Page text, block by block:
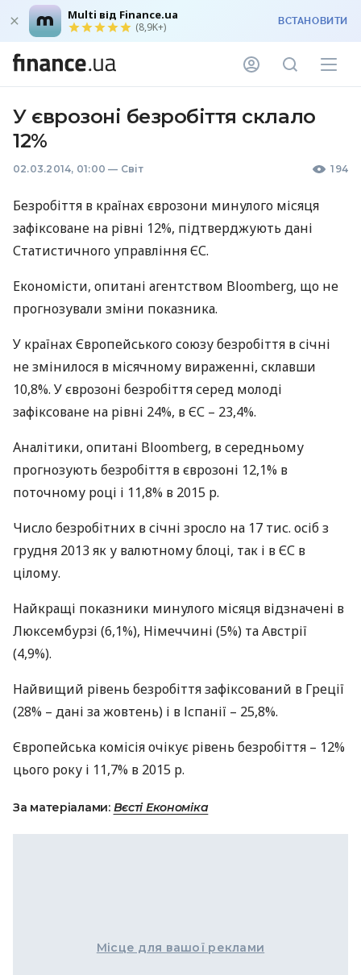
Multi від Finance.ua
(8,9K+) ВСТАНОВИТИ
У єврозоні безробіття склало
12%
02.03.2014, 01:00 — Світ 194
Безробіття в країнах єврозони минулого місяця
зафіксоване на рівні 12%, підтверджують дані
Статистичного управління ЄС.
Економісти, опитані агентством Bloomberg, що не
прогнозували зміни показника.
У країнах Європейського союзу безробіття в січні
не змінилося в місячному вираженні, склавши
10,8%. У єврозоні безробіття серед молоді
зафіксоване на рівні 24%, в ЄС – 23,4%.
Аналітики, опитані Bloomberg, в середньому
прогнозують безробіття в єврозоні 12,1% в
поточному році і 11,8% в 2015 р.
Число безробітних в січні зросло на 17 тис. осіб з
грудня 2013 як у валютному блоці, так і в ЄС в
цілому.
Найкращі показники минулого місяця відзначені в
Люксембурзі (6,1%), Німеччині (5%) та Австрії
(4,9%).
Найвищий рівень безробіття зафіксований в Греції
(28% – дані за жовтень) і в Іспанії – 25,8%.
Європейська комісія очікує рівень безробіття – 12%
цього року і 11,7% в 2015 р.
За матеріалами: Вєсті Економіка
Місце для вашої реклами